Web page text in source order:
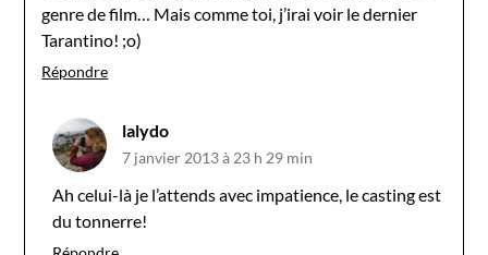
genre de film… Mais comme toi, j’irai voir le dernier
Tarantino! ;o)
Répondre
lalydo
7 janvier 2013 à 23 h 29 min
Ah celui-là je l’attends avec impatience, le casting est
du tonnerre!